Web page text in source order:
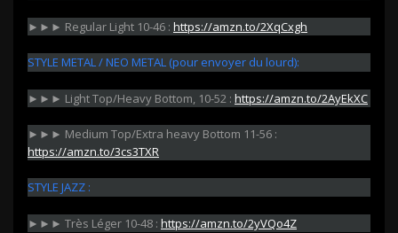
►►► Regular Light 10-46 : https://amzn.to/2XqCxgh
STYLE METAL / NEO METAL (pour envoyer du lourd):
►►► Light Top/Heavy Bottom, 10-52 : https://amzn.to/2AyEkXC
►►► Medium Top/Extra heavy Bottom 11-56 :
https://amzn.to/3cs3TXR
STYLE JAZZ :
►►► Très Léger 10-48 : https://amzn.to/2yVQo4Z